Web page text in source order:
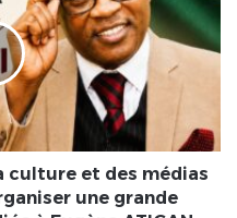
culture et des médias
une grande